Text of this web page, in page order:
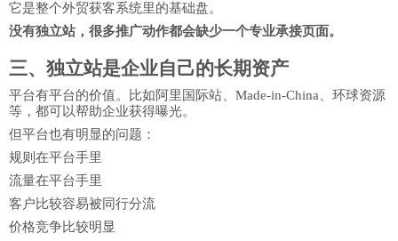
它是整个外贸获客系统里的基础盘。
没有独立站，很多推广动作都会缺少一个专业承接页面。
三、独立站是企业自己的长期资产
平台有平台的价值。比如阿里国际站、Made-in-China、 环球资源
等，都可以帮助企业获得曝光。
但平台也有明显的问题：
规则在平台手里
流量在平台手里
客户比较容易被同行分流
价格竞争比较明显